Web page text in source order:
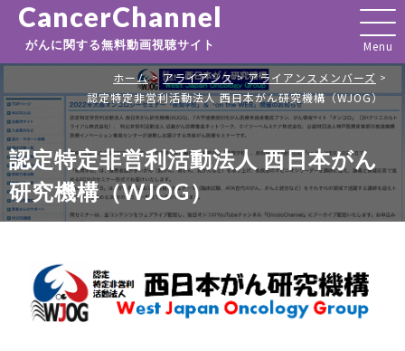
CancerChannel
がんに関する無料動画視聴サイト
ホーム > アライアンス > アライアンスメンバーズ >
認定特定非営利活動法人 西日本がん研究機構（WJOG）
認定特定非営利活動法人 西日本がん
研究機構（WJOG）